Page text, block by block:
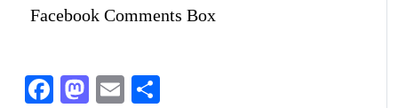
Facebook Comments Box
Facebook
Mastodon
Email